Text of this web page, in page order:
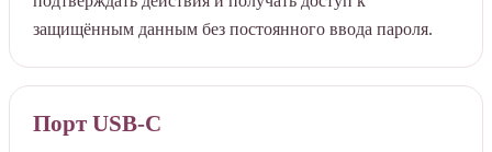
защищённым данным без постоянного ввода пароля.
Порт USB-C